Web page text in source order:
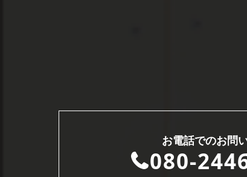
お電話でのお問
080-